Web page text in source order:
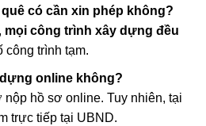
có cần xin phép không?
mọi công trình xây dựng đều
công trình tạm.
online không?
nộp hồ sơ online. Tuy nhiên, tại
trực tiếp tại UBND.